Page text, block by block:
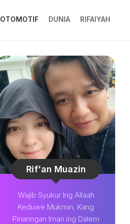
OTOMOTIF DUNIA RIFAIYAH
Rif'an Muazin
Wajib Syukur Ing Allaah
Keduwe Mukmin, Kang
Pinaringan Iman ing Dalem